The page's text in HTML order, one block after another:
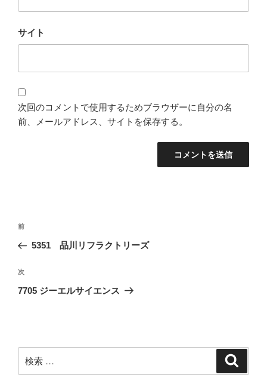
サイト
次回のコメントで使用するためブラウザーに自分の名
前、メールアドレス、サイトを保存する。
投
ナ
ビ
ゲ
ン
過
去
投
前
5351 品川リフラクトリーズ
次
の
次
7705 ジーエルサイエンス
索: